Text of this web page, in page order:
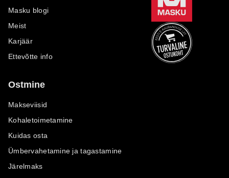
Masku blogi
Meist
Karjäär
Ettevõtte info
Ostmine
Makseviisid
Kohaletoimetamine
Kuidas osta
Ümbervahetamine ja tagastamine
Järelmaks